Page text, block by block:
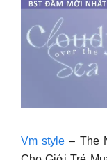
Vm style – The